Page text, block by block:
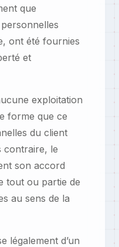
que
ont été fournies
et
exploitation
forme que ce
du client
contraire, le
son accord
tout ou partie de
au sens de la
légalement d’un